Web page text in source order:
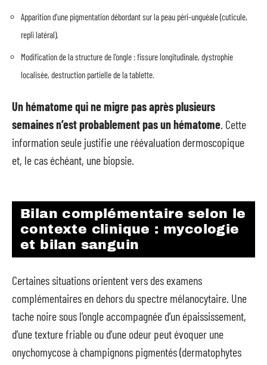
Apparition d’une pigmentation débordant sur la peau péri-unguéale (cuticule,
repli latéral).
Modification de la structure de l’ongle : fissure longitudinale, dystrophie
localisée, destruction partielle de la tablette.
Un hématome qui ne migre pas après plusieurs
semaines n’est probablement pas un hématome . Cette
information seule justifie une réévaluation dermoscopique
et, le cas échéant, une biopsie.
Bilan complémentaire selon le
contexte clinique : mycologie
et bilan sanguin
Certaines situations orientent vers des examens
complémentaires en dehors du spectre mélanocytaire. Une
tache noire sous l’ongle accompagnée d’un épaississement,
d’une texture friable ou d’une odeur peut évoquer une
onychomycose à champignons pigmentés (dermatophytes